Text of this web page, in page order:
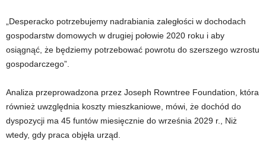
„Desperacko potrzebujemy nadrabiania zaległości w dochodach
gospodarstw domowych w drugiej połowie 2020 roku i aby
osiągnąć, że będziemy potrzebować powrotu do szerszego wzrostu
gospodarczego”.
Analiza przeprowadzona przez Joseph Rowntree Foundation, która
również uwzględnia koszty mieszkaniowe, mówi, że dochód do
dyspozycji ma 45 funtów miesięcznie do września 2029 r., Niż
wtedy, gdy praca objęła urząd.